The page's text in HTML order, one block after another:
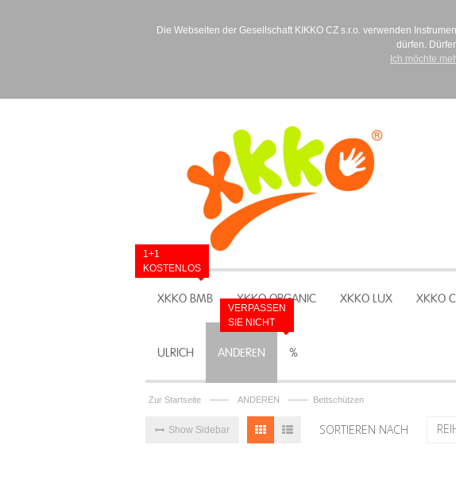
Die Webseiten der Gesellschaft KIKKO CZ s.r.o. verwenden
dürfen.
Ich möchte
XKKO BMB
1+1
KOSTENLOS
XKKO ORGANIC XKKO LUX XKKO
ULRICH ANDEREN %
VERPASSEN
SIE NICHT
Zur Startseite —— ANDEREN —— Bettschützen
Show Sidebar SORTIEREN NACH